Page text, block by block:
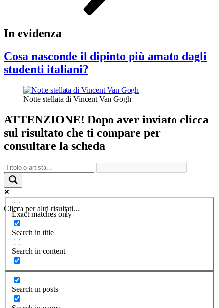
In evidenza
Cosa nasconde il dipinto più amato dagli
studenti italiani?
Notte stellata di Vincent Van Gogh
ATTENZIONE! Dopo aver inviato clicca
sul risultato che ti compare per
consultare la scheda
Clicca per altri risultati...
Exact matches only
Search in title
Search in content
Search in posts